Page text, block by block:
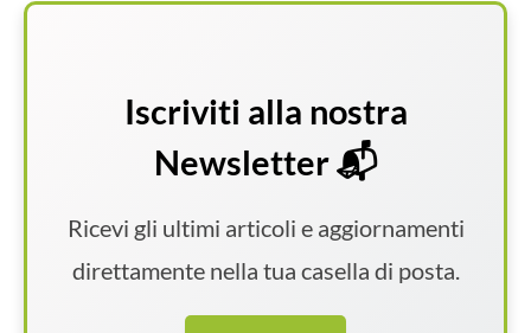
Iscriviti alla nostra
Newsletter 📬
Ricevi gli ultimi articoli e aggiornamenti
direttamente nella tua casella di posta.